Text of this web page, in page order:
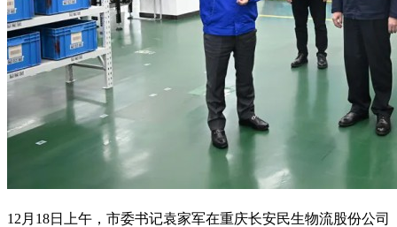
12月18日上午，市委书记袁家军在重庆长安民生物流股份公司